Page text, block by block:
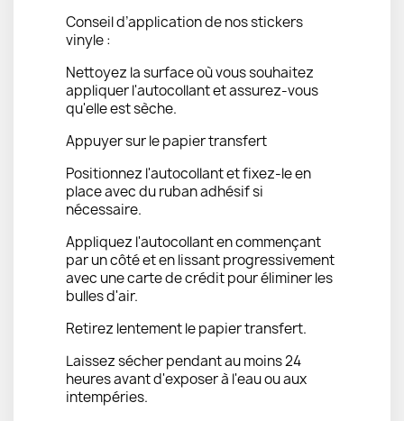
Conseil d’application de nos stickers
vinyle :
Nettoyez la surface où vous souhaitez
appliquer l'autocollant et assurez-vous
qu'elle est sèche.
Appuyer sur le papier transfert
Positionnez l'autocollant et fixez-le en
place avec du ruban adhésif si
nécessaire.
Appliquez l'autocollant en commençant
par un côté et en lissant progressivement
avec une carte de crédit pour éliminer les
bulles d'air.
Retirez lentement le papier transfert.
Laissez sécher pendant au moins 24
heures avant d'exposer à l'eau ou aux
intempéries.